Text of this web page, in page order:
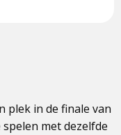
plek in de finale van
met dezelfde